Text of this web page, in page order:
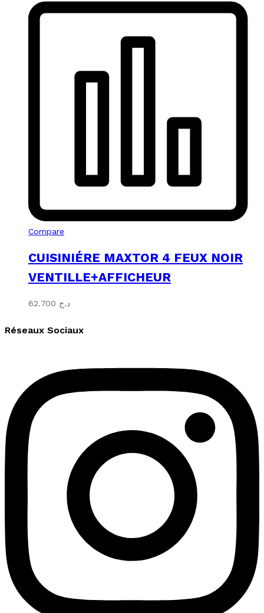
Compare
CUISINIÉRE MAXTOR 4 FEUX NOIR
VENTILLE+AFFICHEUR
د.ج
Réseaux Sociaux